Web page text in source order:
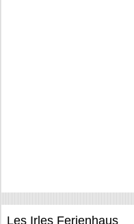
Les Irles Ferienhaus